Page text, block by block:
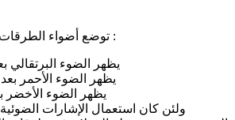
توضع أضواء الطرقات حسب الطريقة التالية :
يظهر الضوء البرتقالي
يظهر الضوء الأحمر
يظهر الضوء الأخضر
ولئن كان استعمال الإشارات